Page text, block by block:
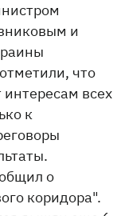
и
что
всех
к
о
коридора".